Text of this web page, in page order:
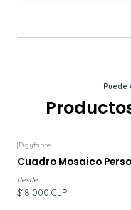
Puede
|Pigyfante
Cuadro Mosaico
desde
$18.000 CLP